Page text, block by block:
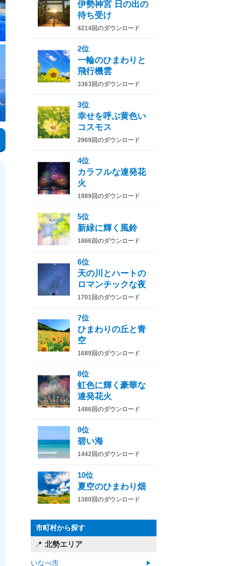
伊勢神宮 日の出の
待ち受け
4214回のダウンロード
2位
一輪のひまわりと
飛行機雲
3363回のダウンロード
3位
幸せを呼ぶ黄色い
コスモス
2969回のダウンロード
4位
カラフルな連発花
火
1989回のダウンロード
5位
新緑に輝く風鈴
1866回のダウンロード
6位
天の川とハートの
ロマンチックな夜
1701回のダウンロード
7位
ひまわりの丘と青
空
1689回のダウンロード
8位
虹色に輝く豪華な
連発花火
1486回のダウンロード
9位
碧い海
1442回のダウンロード
10位
夏空のひまわり畑
1380回のダウンロード
市町村から探す
北勢エリア
いなべ市